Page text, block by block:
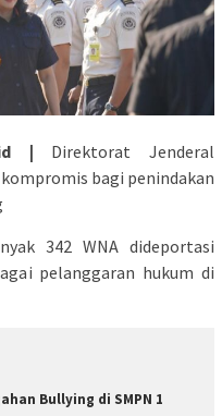
| Direktorat Jenderal
bagi penindakan
342 WNA dideportasi
pelanggaran hukum di
Bullying di SMPN 1